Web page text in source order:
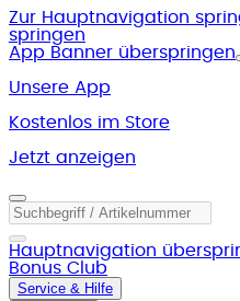
Zur Hauptnavigation
springen
App Banner überspringen
Unsere App
Kostenlos im Store
Jetzt anzeigen
Hauptnavigation
Bonus Club
Service & Hilfe